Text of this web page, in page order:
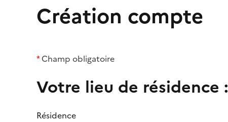
Création compte
*Champ obligatoire
Votre lieu de résidence :
Résidence